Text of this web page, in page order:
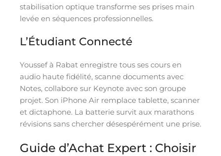
stabilisation optique transforme ses prises main
levée en séquences professionnelles.
L’Étudiant Connecté
Youssef à Rabat enregistre tous ses cours en
audio haute fidélité, scanne documents avec
Notes, collabore sur Keynote avec son groupe
projet. Son iPhone Air remplace tablette, scanner
et dictaphone. La batterie survit aux marathons
révisions sans chercher désespérément une prise.
Guide d’Achat Expert : Choisir